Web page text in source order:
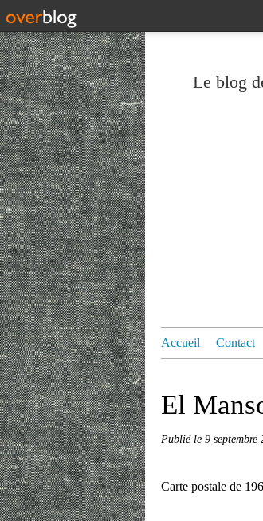
Le blog
Accueil Contact
El
Publié le 9 septembre
Carte postale de